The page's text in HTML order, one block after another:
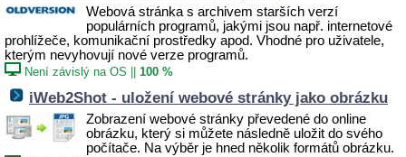
Webová stránka s archivem starších verzí
populárních programů, jakými jsou např. internetové
prohlížeče, komunikační prostředky apod. Vhodné pro uživatele,
kterým nevyhovují nové verze programů.
Není závislý na OS 100 %
iWeb2Shot - uložení webové stránky jako obrázku
Zobrazení webové stránky převedené do online
obrázku, který si můžete následně uložit do svého
počítače. Na výběr je hned několik formátů obrázku.